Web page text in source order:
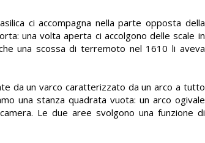
ci accompagna nella parte opposta della
una volta aperta ci accolgono delle scale in
una scossa di terremoto nel 1610 li aveva
da un varco caratterizzato da un arco a tutto
una stanza quadrata vuota: un arco ogivale
Le due aree svolgono una funzione di